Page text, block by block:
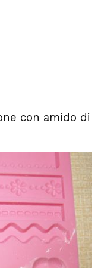
con amido di